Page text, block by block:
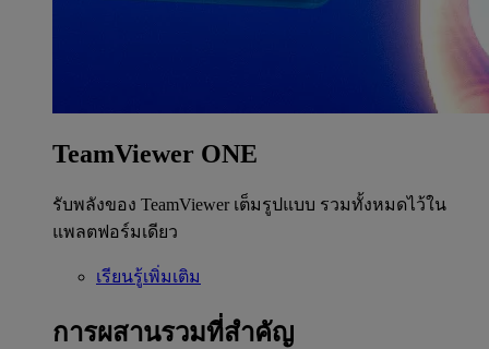
TeamViewer ONE
รับพลังของ TeamViewer เต็มรูปแบบ รวมทั้งหมดไว้ใน
แพลตฟอร์มเดียว
เรียนรู้เพิ่มเติม
การผสานรวมที่สำคัญ